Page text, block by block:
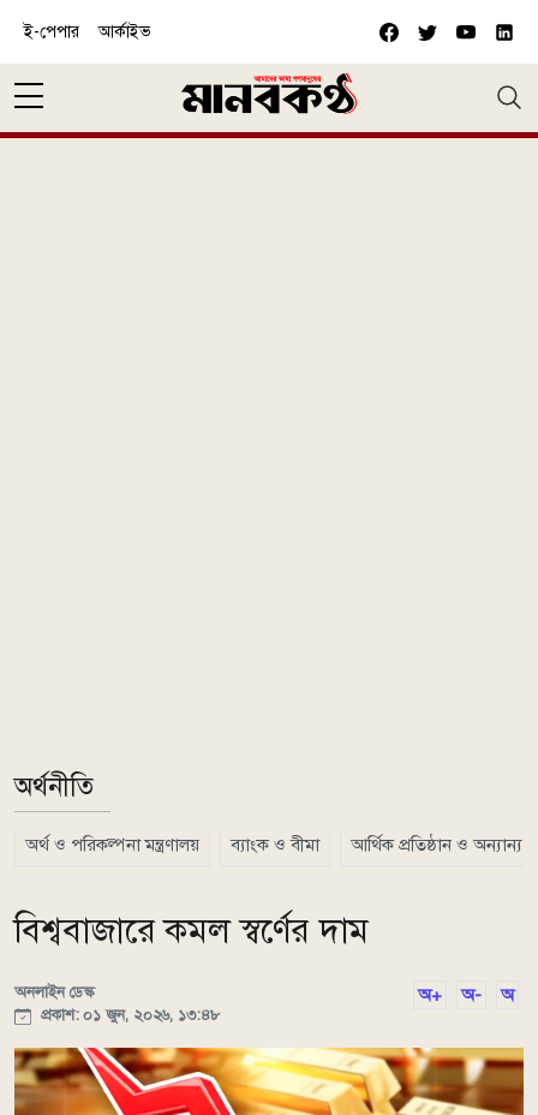
ই-পেপার আর্কাইভ
অর্থনীতি
অর্থ ও পরিকল্পনা মন্ত্রণালয় ব্যাংক ও বীমা আর্থিক প্রতিষ্ঠান ও অন্যান্য
বিশ্ববাজারে কমল স্বর্ণের দাম
অনলাইন ডেস্ক
প্রকাশ: ০১ জুন, ২০২৬, ১৩:৪৮
অ+ অ- অ